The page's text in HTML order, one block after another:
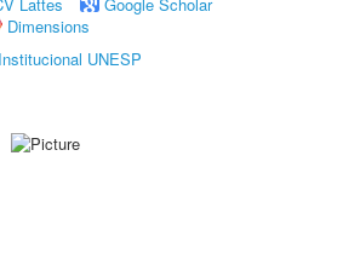
Dimensions
UNESP